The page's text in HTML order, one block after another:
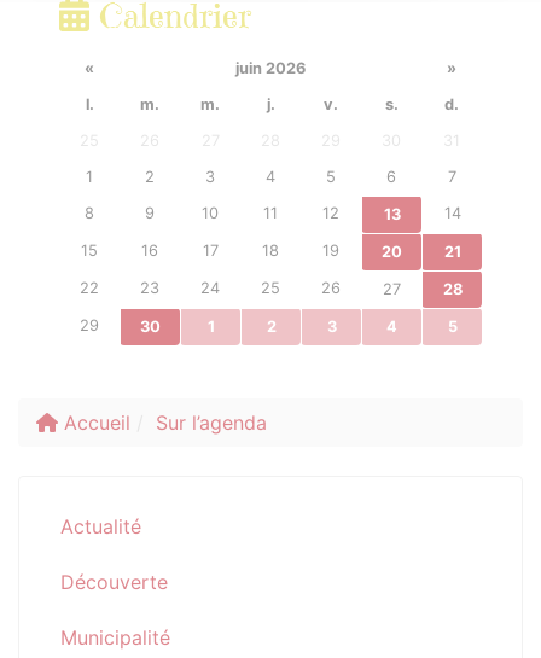
Calendrier
« juin 2026
»
l.
m. m. j. v. s.
d.
25
26 27 28 29 30
31
1
2 3 4 5 6
7
8
9 10 11 12 13 14
15 16 17 18 19 20
21
22
23 24 25 26 27
28
29
30 1 2 3 4 5
Accueil Sur l’agenda
Actualité
Découverte
Municipalité